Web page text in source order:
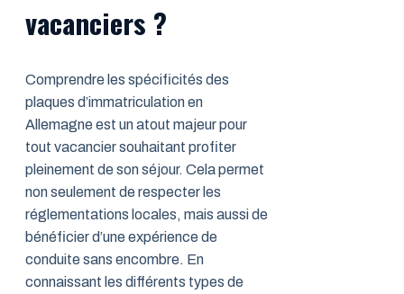
vacanciers ?
Comprendre les spécificités des
plaques d’immatriculation en
Allemagne est un atout majeur pour
tout vacancier souhaitant profiter
pleinement de son séjour. Cela permet
non seulement de respecter les
réglementations locales, mais aussi de
bénéficier d’une expérience de
conduite sans encombre. En
connaissant les différents types de